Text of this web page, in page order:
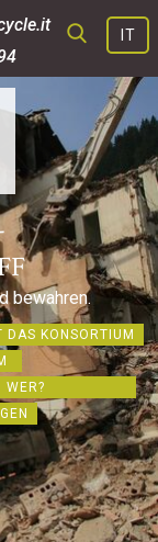
IT
SUCHE
bewahren.
DAS KONSORTIUM
WER?